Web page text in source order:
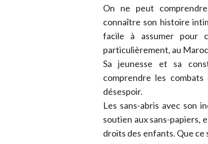
On ne peut
connaître son histoire
facile à assumer pour
particulièrement, au
Sa jeunesse et sa
comprendre les
désespoir.
Les sans-abris avec son
soutien aux sans-papiers,
droits des enfants. Que